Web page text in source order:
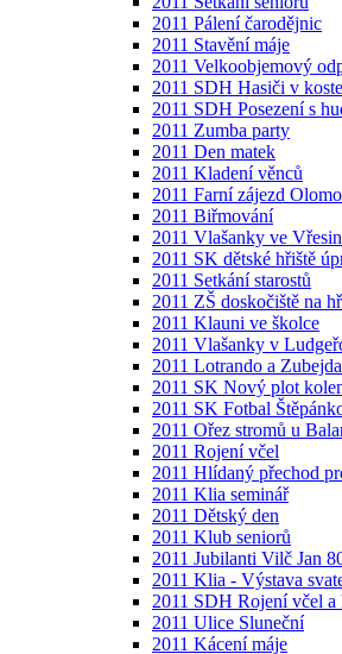
2011 Pálení čarodějnic
2011 Stavění máje
2011 Velkoobjemový
2011 SDH Hasiči v
2011 SDH Posezení s
2011 Zumba party
2011 Den matek
2011 Kladení věnců
2011 Farní zájezd
2011 Biřmování
2011 Vlašanky ve
2011 SK dětské hřiště
2011 Setkání starostů
2011 ZŠ doskočiště na
2011 Klauni ve školce
2011 Vlašanky v
2011 Lotrando a Zubejda
2011 SK Nový plot
2011 SK Fotbal
2011 Ořez stromů u
2011 Rojení včel
2011 Hlídaný přechod
2011 Klia seminář
2011 Dětský den
2011 Klub seniorů
2011 Jubilanti Vilč Jan
2011 Klia - Výstava
2011 SDH Rojení včel a
2011 Ulice Sluneční
2011 Kácení máje